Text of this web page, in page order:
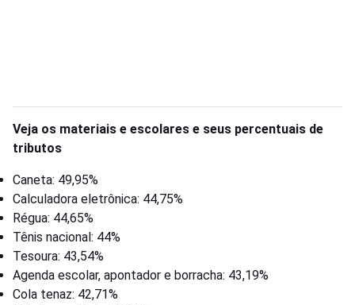
Veja os materiais e escolares e seus percentuais de
tributos
Caneta: 49,95%
Calculadora eletrônica: 44,75%
Régua: 44,65%
Tênis nacional: 44%
Tesoura: 43,54%
Agenda escolar, apontador e borracha: 43,19%
Cola tenaz: 42,71%